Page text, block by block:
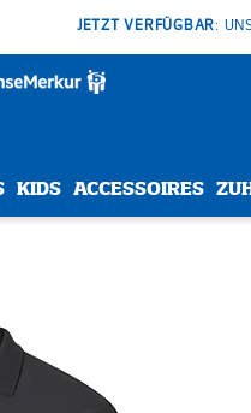
JETZT VERFÜGBAR:
KIDS ACCESSOIRES